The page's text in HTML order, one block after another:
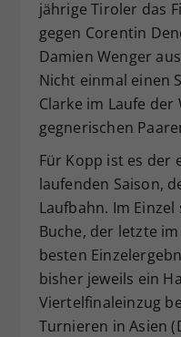
jährige Tiroler das
gegen Corentin
Damien Wenger
Nicht einmal einen
Clarke im Laufe
gegnerischen
Für Kopp ist es der
laufenden Saison,
Laufbahn. Im
Buche, der letzte im
besten
bisher jeweils ein
Viertelfinaleinzug
Turnieren in Asien
Zweck
Dieser
zufällig